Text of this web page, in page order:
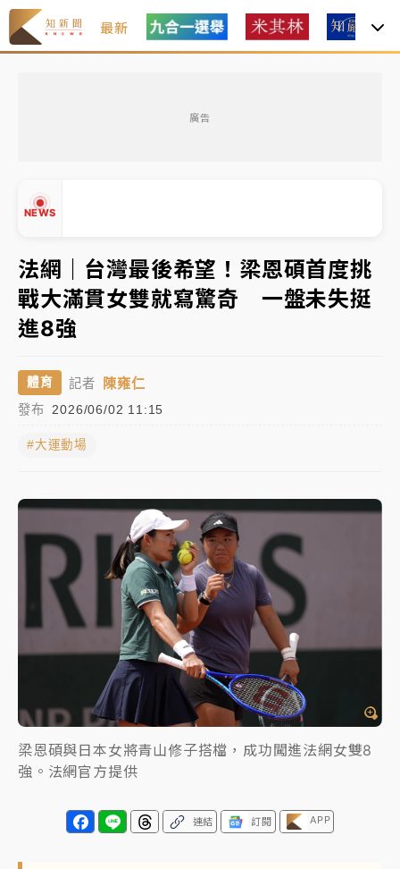
最新
廣告
NEWS
韓股最壞時期已過？大摩估去槓桿完成逾半 波動率降
「白海豚」雨炸新北！通報109件災情 侯友宜揭這類災
損最多
白海豚挾豪雨狂炸新北！時雨量破百毫米 水塔、雨棚
砸落毀車
金控第2季海外曝險破31兆創高 日本年增45%居冠
「好事多磨」
至2個月低
「白海豚」雨炸新北！通報109件災情 侯友宜揭這類災
損最多
白海豚挾豪雨狂炸新北！時雨量破百毫米 水塔、雨棚
砸落毀車
▲
▼
法網｜台灣最後希望！梁恩碩首度挑
戰大滿貫女雙就寫驚奇 一盤未失挺
進8強
體育 記者 陳雍仁
發布 2026/06/02 11:15
#大運動場
梁恩碩與日本女將青山修子搭檔，成功闖進法網女雙8
強。法網官方提供
連結 訂閱 APP